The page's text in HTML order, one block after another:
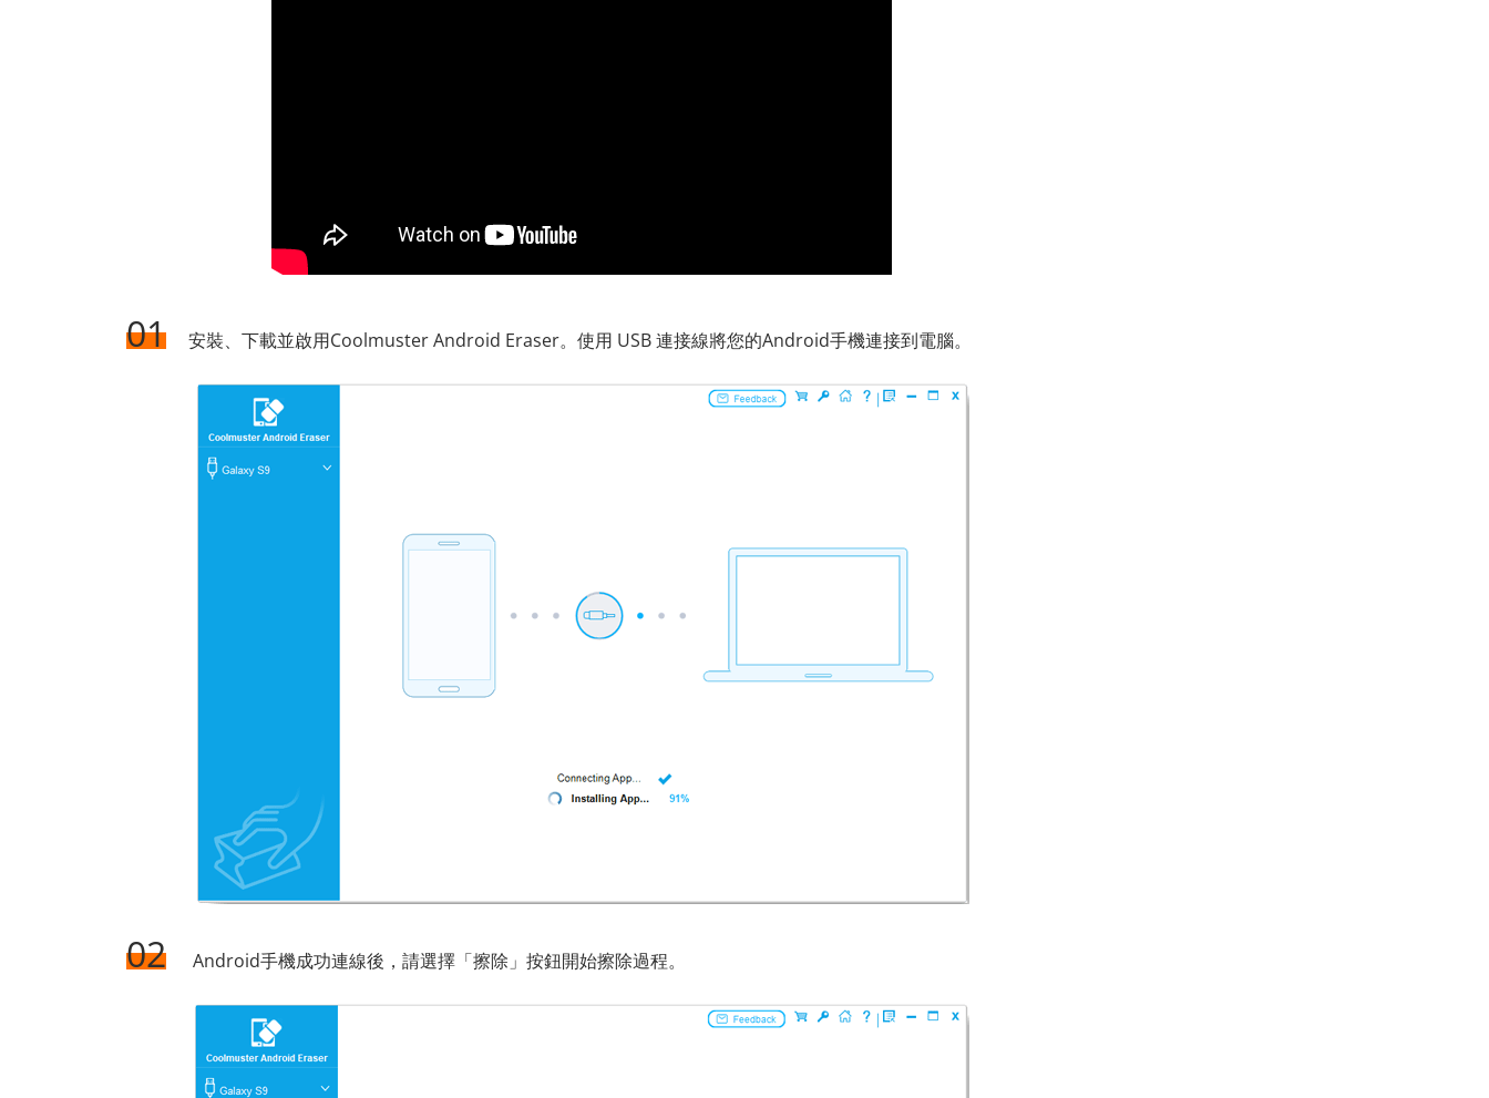
01 安裝、下載並啟用Coolmuster Android Eraser。使用 USB 連接線將您的Android手機連接到電腦。
02 Android手機成功連線後，請選擇「擦除」按鈕開始擦除過程。